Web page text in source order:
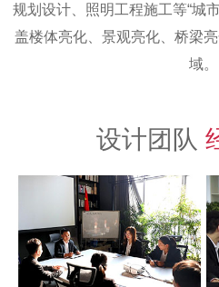
规划设计、照明工程施工等“城
盖楼体亮化、景观亮化、桥梁
域。
设计团队